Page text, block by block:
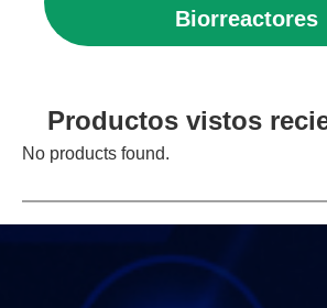
Biorreactores
Productos vistos
No products found.